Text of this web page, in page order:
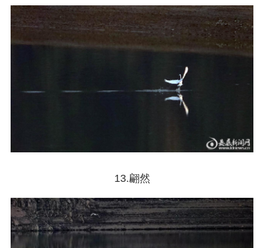
13.翩然